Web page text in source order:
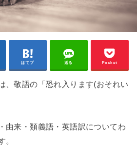
はてブ 送る Pocket
、敬語の「恐れ入ります(おそれい
由来・類義語・英語訳についてわ
。